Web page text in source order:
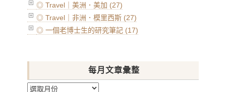
◎ Travel｜美洲．美加 (27)
◎ Travel｜非洲．模里西斯 (27)
◎ 一個老博士生的研究筆記 (17)
每月文章彙整
每